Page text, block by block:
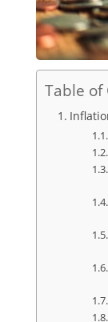
Table of